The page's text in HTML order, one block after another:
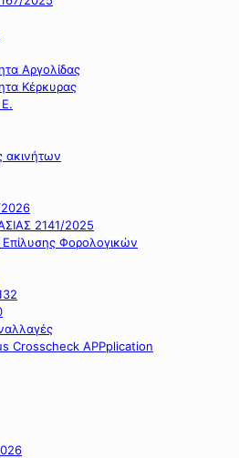
Αργολίδας
Κέρκυρας
ακινήτων
2141/2025
Επίλυσης Φορολογικών
Crosscheck APPplication